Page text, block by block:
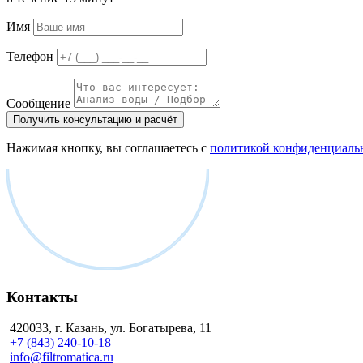
Имя
Телефон
Сообщение
Получить консультацию и расчёт
Нажимая кнопку, вы соглашаетесь с политикой
Контакты
420033, г. Казань, ул. Богатырева, 11
+7 (843) 240-10-18
info@filtromatica.ru